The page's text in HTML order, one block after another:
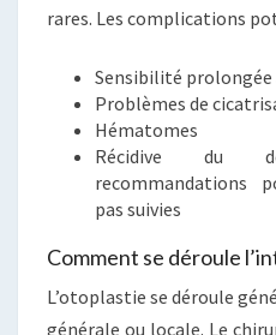
rares. Les complications
Sensibilité prolongée
Problèmes de
Hématomes
Récidive du
recommandations
pas suivies
Comment se déroule
L’otoplastie se déroule
générale ou locale. Le